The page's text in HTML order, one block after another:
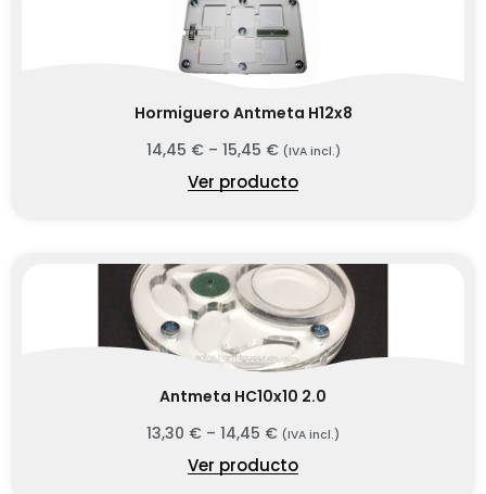
Hormiguero Antmeta H12x8
14,45 € – 15,45 € (IVA incl.)
Ver producto
Antmeta HC10x10 2.0
13,30 € – 14,45 € (IVA incl.)
Ver producto